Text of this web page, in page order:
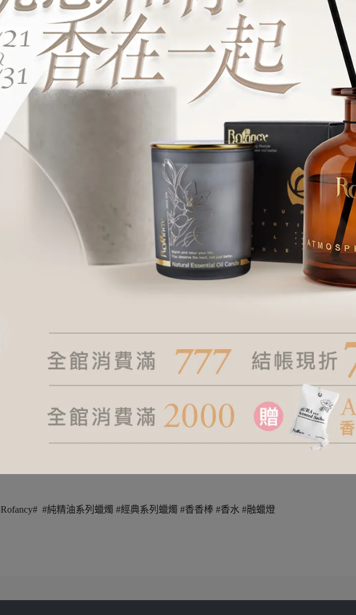
寵愛每一刻🌸
信的光芒☀
柔的氣息
好💖
自己
生活增添儀式感
為溫暖的擁抱
一無二的美✨
香
rofancystudio/
rofancyco/
www.youtube.com/@rofancyco
#純精油系列蠟燭 #經典系列蠟燭 #香香棒 #香水 #融蠟燈